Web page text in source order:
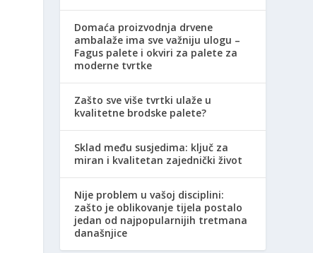
Domaća proizvodnja drvene
ambalaže ima sve važniju ulogu –
Fagus palete i okviri za palete za
moderne tvrtke
Zašto sve više tvrtki ulaže u
kvalitetne brodske palete?
Sklad među susjedima: ključ za
miran i kvalitetan zajednički život
Nije problem u vašoj disciplini:
zašto je oblikovanje tijela postalo
jedan od najpopularnijih tretmana
današnjice